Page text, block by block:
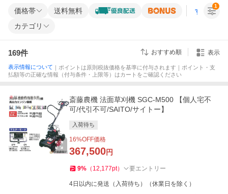
価格帯 送料無料 すべての条
カテゴリ
1
169件 おすすめ順 表示
表示情報について ｜ポイントは原則税抜価格を基準に付与されます｜ポイント・支
払額等の正確な情報（付与条件・上限等）はカートをご確認ください
斎藤農機 法面草刈機 SGC-M500 【個人宅不
可/代引不可/SAITO/サイトー】
入荷待ち
16%OFF価格
367,500円
9% （ 12,177pt） 要エントリー
4日以内に発送（入荷待ち）（休業日を除く）